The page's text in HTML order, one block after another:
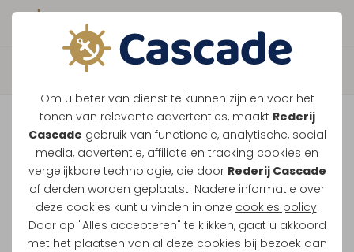
Om u beter van dienst te kunnen zijn en voor het
tonen van relevante advertenties, maakt Rederij
Cascade gebruik van functionele, analytische, social
media, advertentie, affiliate en tracking cookies en
vergelijkbare technologie, die door Rederij Cascade
of derden worden geplaatst. Nadere informatie over
deze cookies kunt u vinden in onze cookies policy.
Door op "Alles accepteren" te klikken, gaat u akkoord
met het plaatsen van al deze cookies bij bezoek aan
Boek direct je vaart
Vaar je mee over de
Maasplassen?
Ondanks de lage waterstanden gaan
onze vaarten gewoon door.
Bekijk onze rondvaarten